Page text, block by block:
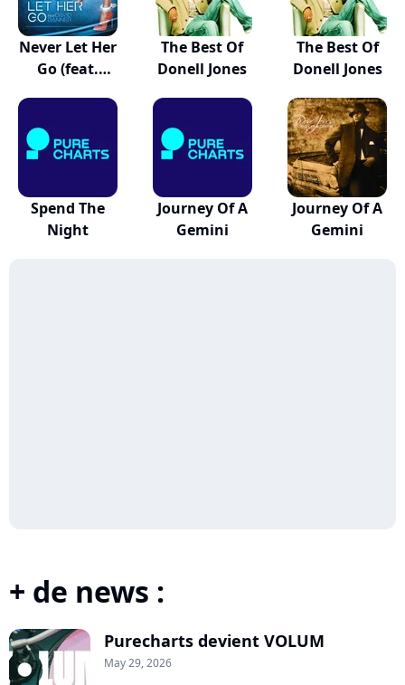
Never Let Her
Go (feat.
The Best Of
Donell Jones
The Best Of
Donell Jones
Spend The
Night
Journey Of A
Gemini
Journey Of A
Gemini
+ de news :
Purecharts devient VOLUM
May 29, 2026